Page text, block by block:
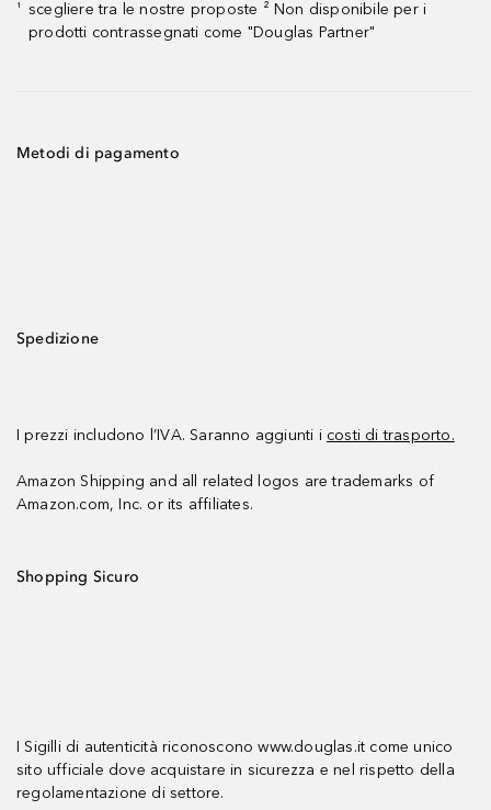
¹
scegliere tra le nostre proposte ² Non disponibile per i
prodotti contrassegnati come "Douglas Partner"
Metodi di pagamento
Spedizione
I prezzi includono l’IVA. Saranno aggiunti i costi di trasporto.
Amazon Shipping and all related logos are trademarks of
Amazon.com, Inc. or its affiliates.
Shopping Sicuro
I Sigilli di autenticità riconoscono www.douglas.it come unico
sito ufficiale dove acquistare in sicurezza e nel rispetto della
regolamentazione di settore.